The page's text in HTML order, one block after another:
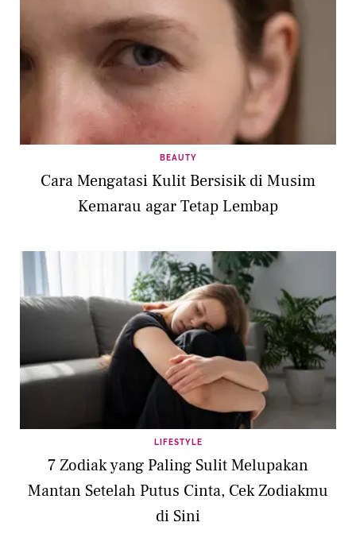
BEAUTY
Cara Mengatasi Kulit Bersisik di Musim
Kemarau agar Tetap Lembap
LIFESTYLE
7 Zodiak yang Paling Sulit Melupakan
Mantan Setelah Putus Cinta, Cek Zodiakmu
di Sini